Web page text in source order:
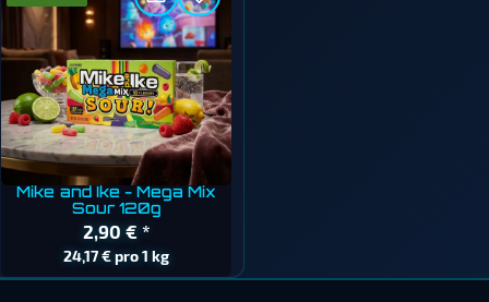
Mike and Ike - Mega Mix
Sour 120g
2,90 € *
24,17 € pro 1 kg